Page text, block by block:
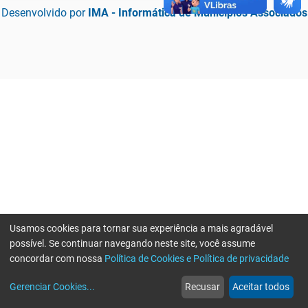
Desenvolvido por IMA - Informática de Municípios Associados
web
Notícias
more_horiz
Mais
Usamos cookies para tornar sua experiência a mais agradável
possível. Se continuar navegando neste site, você assume
concordar com nossa Política de Cookies e Política de privacidade
Gerenciar Cookies... Recusar Aceitar todos
Erro ao enviar informações, por favor tente novamente